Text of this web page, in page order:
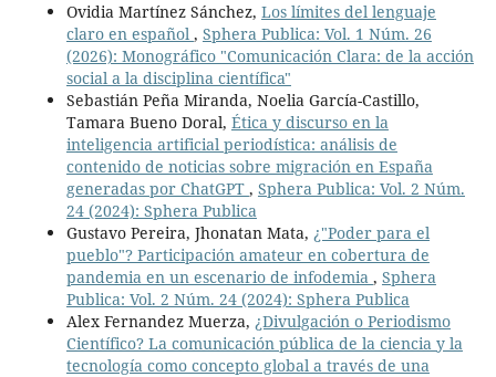
Ovidia Martínez Sánchez, Los límites del lenguaje
claro en español , Sphera Publica: Vol. 1 Núm. 26
(2026): Monográfico "Comunicación Clara: de la acción
social a la disciplina científica"
Sebastián Peña Miranda, Noelia García-Castillo,
Tamara Bueno Doral, Ética y discurso en la
inteligencia artificial periodística: análisis de
contenido de noticias sobre migración en España
generadas por ChatGPT , Sphera Publica: Vol. 2 Núm.
24 (2024): Sphera Publica
Gustavo Pereira, Jhonatan Mata, ¿"Poder para el
pueblo"? Participación amateur en cobertura de
pandemia en un escenario de infodemia , Sphera
Publica: Vol. 2 Núm. 24 (2024): Sphera Publica
Alex Fernandez Muerza, ¿Divulgación o Periodismo
Científico? La comunicación pública de la ciencia y la
tecnología como concepto global a través de una